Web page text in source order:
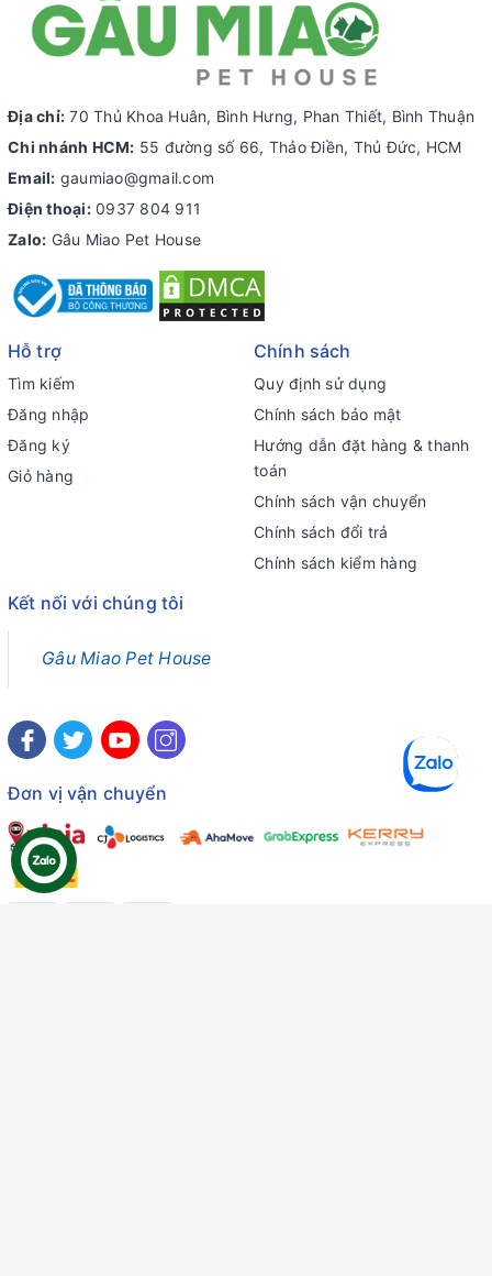
Địa chỉ: 70 Thủ Khoa Huân, Bình Hưng, Phan Thiết, Bình Thuận
Chi nhánh HCM: 55 đường số 66, Thảo Điền, Thủ Đức, HCM
Email: gaumiao@gmail.com
Điện thoại: 0937 804 911
Zalo: Gâu Miao Pet House
Hỗ trợ
Tìm kiếm
Đăng nhập
Đăng ký
Giỏ hàng
Chính sách
Quy định sử dụng
Chính sách bảo mật
Hướng dẫn đặt hàng & thanh
toán
Chính sách vận chuyển
Chính sách đổi trả
Chính sách kiểm hàng
Kết nối với chúng tôi
Gâu Miao Pet House
Đơn vị vận chuyển